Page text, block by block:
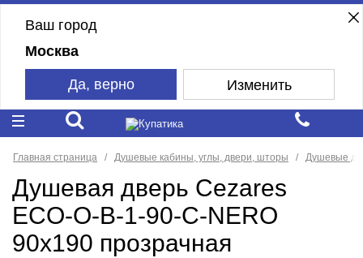
Ваш город
Москва
Да, верно Изменить
Главная страница Душевые кабины, углы, двери, шторы Душевые
Душевая дверь Cezares
ECO-O-B-1-90-C-NERO
90x190 прозрачная